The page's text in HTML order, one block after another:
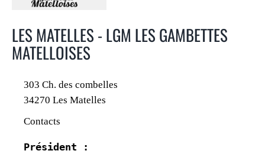
LES MATELLES - LGM LES GAMBETTES
MATELLOISES
303 Ch. des combelles
34270 Les Matelles
Contacts
Président :